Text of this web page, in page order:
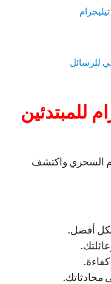
للمبتدئين
السحري واكتشف
أفضل.